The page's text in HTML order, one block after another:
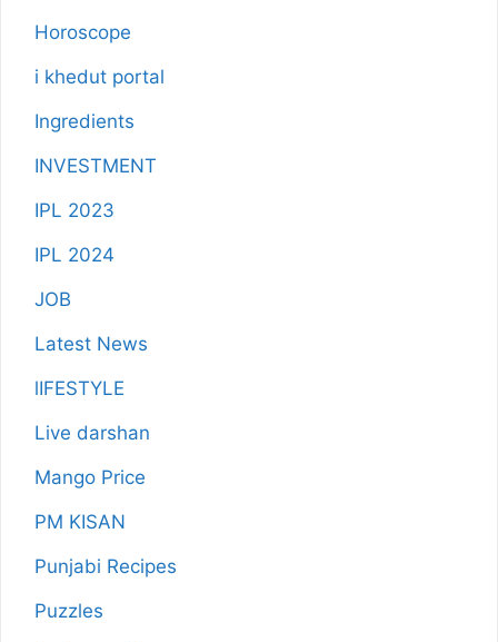
Horoscope
i khedut portal
Ingredients
INVESTMENT
IPL 2023
IPL 2024
JOB
Latest News
lIFESTYLE
Live darshan
Mango Price
PM KISAN
Punjabi Recipes
Puzzles